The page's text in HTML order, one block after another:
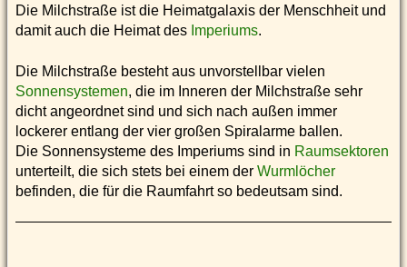
Die Milchstraße ist die Heimatgalaxis der Menschheit und
damit auch die Heimat des Imperiums.
Die Milchstraße besteht aus unvorstellbar vielen
Sonnensystemen, die im Inneren der Milchstraße sehr
dicht angeordnet sind und sich nach außen immer
lockerer entlang der vier großen Spiralarme ballen.
Die Sonnensysteme des Imperiums sind in Raumsektoren
unterteilt, die sich stets bei einem der Wurmlöcher
befinden, die für die Raumfahrt so bedeutsam sind.